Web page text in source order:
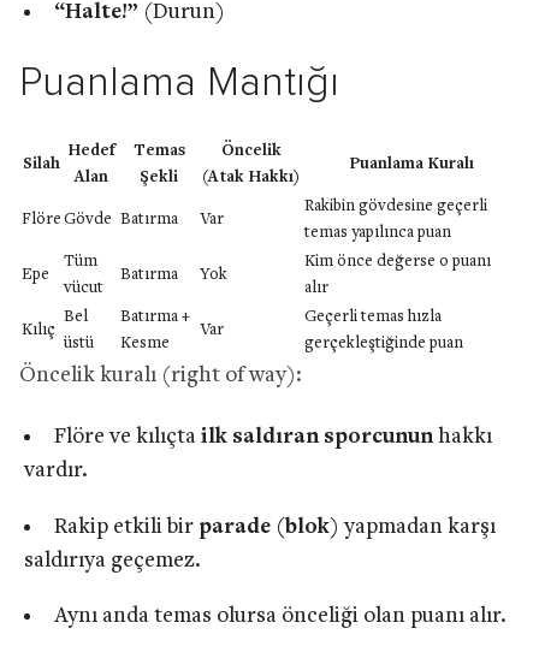
“Halte!” (Durun)
Puanlama Mantığı
Silah
Hedef
Alan
Temas
Şekli
Öncelik
(Atak Hakkı)
Puanlama Kuralı
Flöre Gövde Batırma Var
Rakibin gövdesine geçerli
temas yapılınca puan
Epe
Tüm
vücut
Batırma Yok
Kim önce değerse o puanı
alır
Kılıç
Bel
üstü
Batırma +
Kesme
Var
Geçerli temas hızla
gerçekleştiğinde puan
Öncelik kuralı (right of way):
Flöre ve kılıçta ilk saldıran sporcununhakkı
vardır.
Rakip etkili bir parade (blok) yapmadan karşı
saldırıya geçemez.
Aynı anda temas olursa önceliği olan puanı alır.